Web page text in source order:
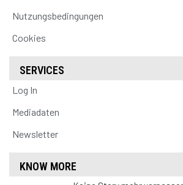
Nutzungsbedingungen
Cookies
SERVICES
Log In
Mediadaten
Newsletter
KNOW MORE